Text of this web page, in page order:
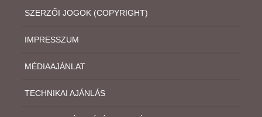
SZERZŐI JOGOK (COPYRIGHT)
IMPRESSZUM
MÉDIAAJÁNLAT
TECHNIKAI AJÁNLÁS